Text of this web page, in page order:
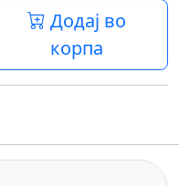
Додај во
корпа